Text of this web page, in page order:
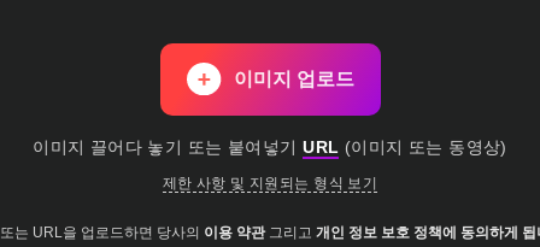
이미지 업로드
이미지 끌어다 놓기 또는 붙여넣기 URL (이미지 또는 동영상)
제한 사항 및 지원되는 형식 보기
는 URL을 업로드하면 당사의 이용 약관 그리고 개인 정보 보호 정책에 동의하게 됩